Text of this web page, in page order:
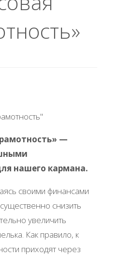
—
нашего кармана.
своими финансами
снизить
увеличить
Как правило, к
приходят через